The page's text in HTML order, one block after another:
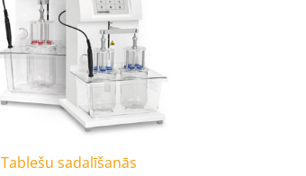
Tablešu sadalīšanās